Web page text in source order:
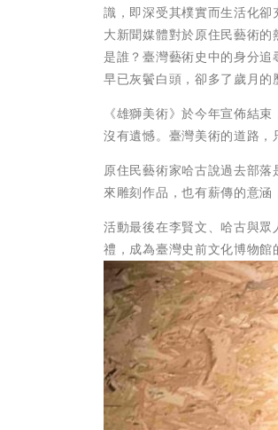
識，即深受其樸實而生活化
大新聞媒體對於原住民藝術
是誰？臺灣藝術史中的身分
早已灰鬢白頭，卻多了歲月的
《雄獅美術》於今年宣佈結
沒有遺憾。臺灣美術的道路，
原住民藝術家哈古說過去部
來雕刻作品，也有薪傳的意涵
活動最後在李賢文、哈古與
禮，成為臺灣史前文化博物館